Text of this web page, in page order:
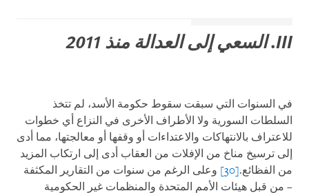
III. السعي إلى العدالة منذ 2011
في السنوات التي سبقت سقوط حكومة الأسد، لم تتخذ
السلطات السورية ولا الأطراف الأخرى في النزاع أي خطوات
للاعتراف بالانتهاكات والاعتداءات أو وقفها أو معالجتها، مما أدى
إلى ترسيخ مناخ من الإفلات من العقاب أدى إلى ارتكاب المزيد
من الفظائع.[30]
وعلى الرغم من سنوات من التقارير المكثفة
– من قبل هيئات الأمم المتحدة والمنظمات غير الحكومية